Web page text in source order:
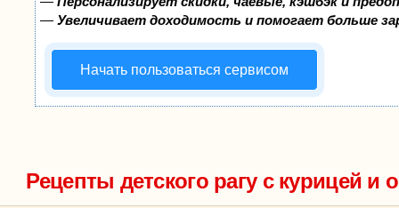
—Увеличивает доходимость и помогает больше
Начать пользоваться сервисом
Рецепты детского рагу с курицей и